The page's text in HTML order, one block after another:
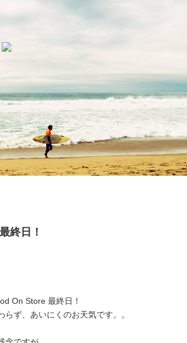
終日！
On Store 最終日！
らず、あいにくのお天気です。。